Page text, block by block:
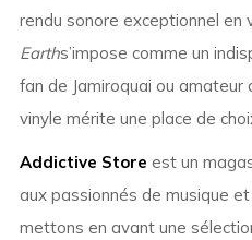
rendu sonore exceptionnel en
Earths’impose comme un
fan de Jamiroquai ou amateur
vinyle mérite une place de
Addictive Store est un
aux passionnés de musique
mettons en avant une